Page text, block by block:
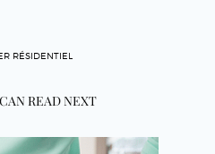
RÉSIDENTIEL
READ NEXT